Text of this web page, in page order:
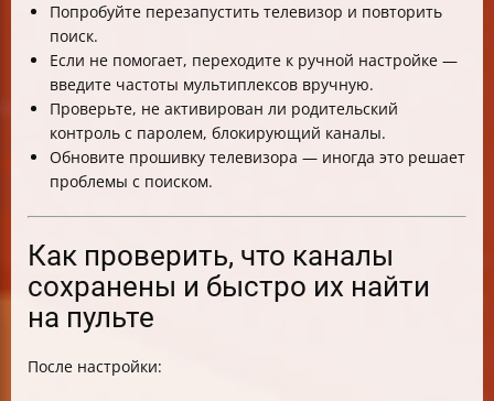
Попробуйте перезапустить телевизор и повторить
поиск.
Если не помогает, переходите к ручной настройке —
введите частоты мультиплексов вручную.
Проверьте, не активирован ли родительский
контроль с паролем, блокирующий каналы.
Обновите прошивку телевизора — иногда это решает
проблемы с поиском.
Как проверить, что каналы
сохранены и быстро их найти
на пульте
После настройки: